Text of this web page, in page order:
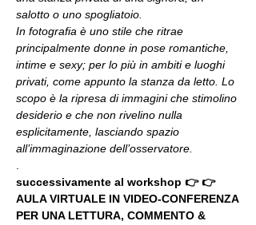
salotto o uno spogliatoio.
In fotografia è uno stile che ritrae
principalmente donne in pose romantiche,
intime e sexy; per lo più in ambiti e luoghi
privati, come appunto la stanza da letto. Lo
scopo è la ripresa di immagini che stimolino
desiderio e che non rivelino nulla
esplicitamente, lasciando spazio
all’immaginazione dell’osservatore.
successivamente al workshop 👉 👉
AULA VIRTUALE IN VIDEO-CONFERENZA
PER UNA LETTURA, COMMENTO &